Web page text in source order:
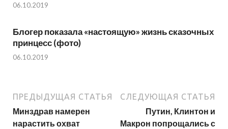
06.10.2019
Блогер показала «настоящую» жизнь сказочных
принцесс (фото)
06.10.2019
ПРЕДЫДУЩАЯ СТАТЬЯ
Минздрав намерен
нарастить охват
СЛЕДУЮЩАЯ СТАТЬЯ
Путин, Клинтон и
Макрон попрощались с